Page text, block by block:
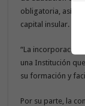
obligatoria, así
capital insular.
“La incorporación
una Institución
su formación y
Por su parte, la